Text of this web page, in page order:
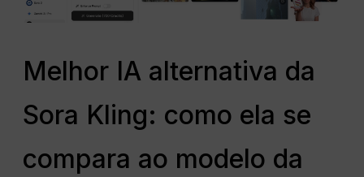
Melhor IA alternativa da
Sora Kling: como ela se
compara ao modelo da